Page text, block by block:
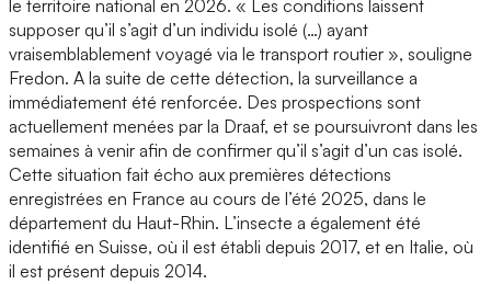
le territoire national en 2026. « Les conditions laissent
supposer qu’il s’agit d’un individu isolé (…) ayant
vraisemblablement voyagé via le transport routier », souligne
Fredon. A la suite de cette détection, la surveillance a
immédiatement été renforcée. Des prospections sont
actuellement menées par la Draaf, et se poursuivront dans les
semaines à venir afin de confirmer qu’il s’agit d’un cas isolé.
Cette situation fait écho aux premières détections
enregistrées en France au cours de l’été 2025, dans le
département du Haut-Rhin. L’insecte a également été
identifié en Suisse, où il est établi depuis 2017, et en Italie, où
il est présent depuis 2014.